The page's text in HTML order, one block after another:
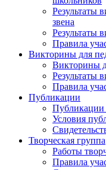
Результаты
звена
Результаты
Правила
Викторины для
Викторины
Результаты
Правила
Публикации
Публикации
Условия
Творческая группа
Работы
Правила